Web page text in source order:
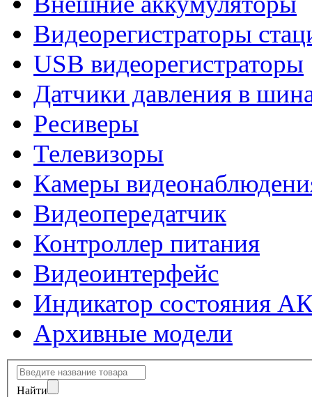
Видеорегистраторы
USB видеорегистраторы
Датчики давления в
Ресиверы
Телевизоры
Камеры
Видеопередатчик
Контроллер питания
Видеоинтерфейс
Индикатор состояния
Архивные модели
Найти